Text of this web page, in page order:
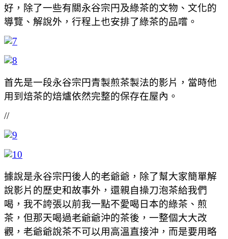
好，除了一些有關永谷宗円及綠茶的文物、文化的
導覽、解說外，行程上也安排了綠茶的品嚐。
首先是一段永谷宗円青製煎茶製法的影片，當時他
用到焙茶的焙爐依然完整的保存在屋內。
//
據說是永谷宗円後人的老爺爺，除了幫大家簡單解
說影片的歷史和故事外，還親自操刀泡茶給我們
喝，我不誇張以前我一點不愛喝日本的綠茶、煎
茶，但那天喝過老爺爺沖的茶後，一整個大大改
觀，老爺爺說茶不可以用高溫直接沖，而是要用略